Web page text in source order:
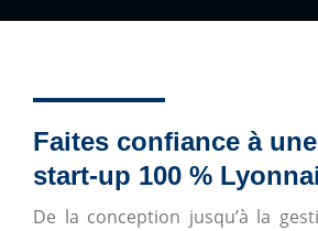
Faites confiance à une
start-up 100 %
De la conception jusqu’à la